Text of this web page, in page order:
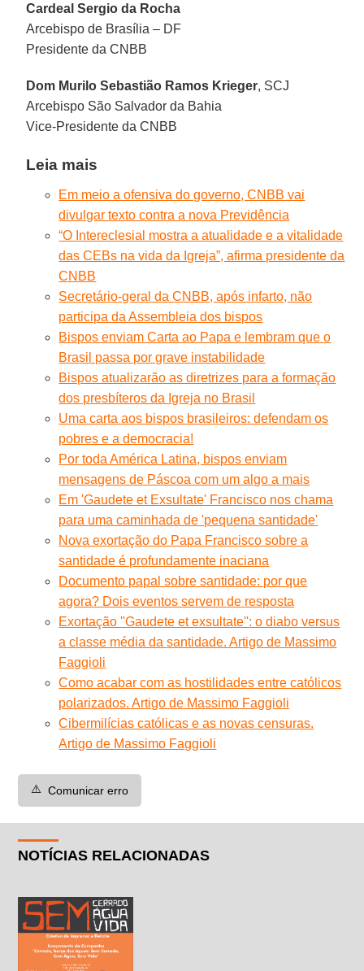
Cardeal Sergio da Rocha
Arcebispo de Brasília – DF
Presidente da CNBB
Dom Murilo Sebastião Ramos Krieger, SCJ
Arcebispo São Salvador da Bahia
Vice-Presidente da CNBB
Leia mais
Em meio a ofensiva do governo, CNBB vai
divulgar texto contra a nova Previdência
“O Intereclesial mostra a atualidade e a vitalidade
das CEBs na vida da Igreja”, afirma presidente da
CNBB
Secretário-geral da CNBB, após infarto, não
participa da Assembleia dos bispos
Bispos enviam Carta ao Papa e lembram que o
Brasil passa por grave instabilidade
Bispos atualizarão as diretrizes para a formação
dos presbíteros da Igreja no Brasil
Uma carta aos bispos brasileiros: defendam os
pobres e a democracia!
Por toda América Latina, bispos enviam
mensagens de Páscoa com um algo a mais
Em 'Gaudete et Exsultate' Francisco nos chama
para uma caminhada de 'pequena santidade'
Nova exortação do Papa Francisco sobre a
santidade é profundamente inaciana
Documento papal sobre santidade: por que
agora? Dois eventos servem de resposta
Exortação ''Gaudete et exsultate'': o diabo versus
a classe média da santidade. Artigo de Massimo
Faggioli
Como acabar com as hostilidades entre católicos
polarizados. Artigo de Massimo Faggioli
Cibermilícias católicas e as novas censuras.
Artigo de Massimo Faggioli
⚠️ Comunicar erro
NOTÍCIAS RELACIONADAS